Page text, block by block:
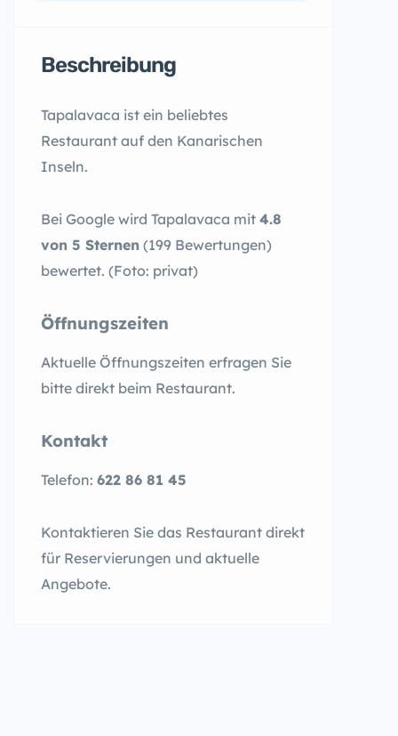
Beschreibung
Tapalavaca ist ein beliebtes
Restaurant auf den Kanarischen
Inseln.
Bei Google wird Tapalavaca mit 4.8
von 5 Sternen (199 Bewertungen)
bewertet. (Foto: privat)
Öffnungszeiten
Aktuelle Öffnungszeiten erfragen Sie
bitte direkt beim Restaurant.
Kontakt
Telefon: 622 86 81 45
Kontaktieren Sie das Restaurant direkt
für Reservierungen und aktuelle
Angebote.